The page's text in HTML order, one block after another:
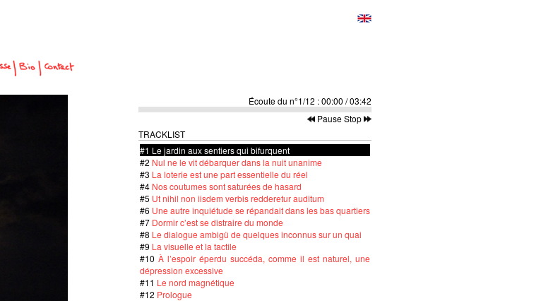
Écoute du n°1/12 :00:00 /03:42
PauseStop
TRACKLIST
#1 Le jardin aux sentiers qui bifurquent
#2 Nul ne le vit débarquer dans la nuit unanime
#3 La loterie est une part essentielle du réel
#4 Nos coutumes sont saturées de hasard
#5 Ut nihil non iisdem verbis redderetur auditum
#6 Une autre inquiétude se répandait dans les bas quartiers
#7 Dormir c’est se distraire du monde
#8 Le dialogue ambigü de quelques inconnus sur un quai
#9 La visuelle et la tactile
#10 À l’espoir éperdu succéda, comme il est naturel, une
dépression excessive
#11 Le nord magnétique
#12 Prologue